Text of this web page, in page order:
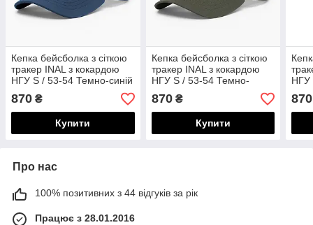
Кепка бейсболка з сіткою
тракер INAL з кокардою
НГУ S / 53-54 Темно-синій
116853
870 ₴
Купити
Кепка бейсболка з сіткою
тракер INAL з кокардою
НГУ S / 53-54 Темно-
оливковий 324353
870₴
Купити
НГУ
870
Про нас
100% позитивних з 44 відгуків за рік
Працює з 28.01.2016